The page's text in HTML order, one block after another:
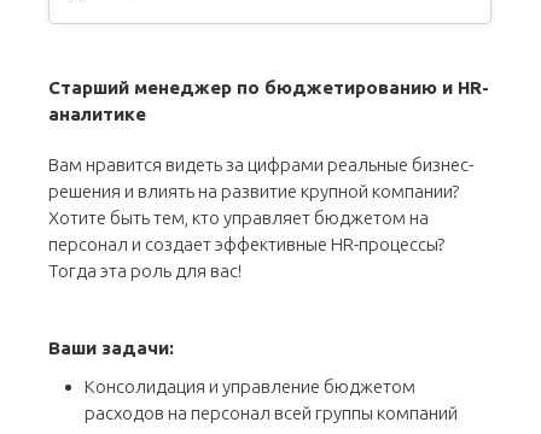
Старший менеджер по бюджетированию и HR-
аналитике
Вам нравится видеть за цифрами реальные бизнес-
решения и влиять на развитие крупной компании?
Хотите быть тем, кто управляет бюджетом на
персонал и создает эффективные HR-процессы?
Тогда эта роль для вас!
Ваши задачи:
Консолидация и управление бюджетом
расходов на персонал всей группы компаний